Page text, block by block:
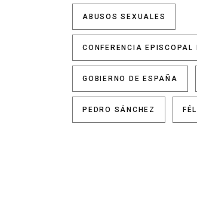
ABUSOS SEXUALES
CONFERENCIA EPISCOPAL
GOBIERNO DE ESPAÑA
PEDRO SÁNCHEZ